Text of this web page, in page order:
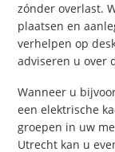
zónder overlast.
plaatsen en
verhelpen op
adviseren u over
Wanneer u
een elektrische
groepen in uw
Utrecht kan u